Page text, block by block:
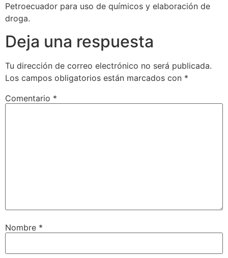
Petroecuador para uso de químicos y elaboración de
droga.
Deja una respuesta
Tu dirección de correo electrónico no será publicada.
Los campos obligatorios están marcados con *
Comentario *
Nombre *